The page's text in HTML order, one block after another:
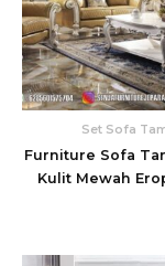
Set Sofa
Furniture Sofa
Kulit Mewah